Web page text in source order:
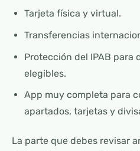
Tarjeta física y virtual.
Transferencias
Protección del IPAB para
elegibles.
App muy completa para
apartados, tarjetas y
La parte que debes revisar